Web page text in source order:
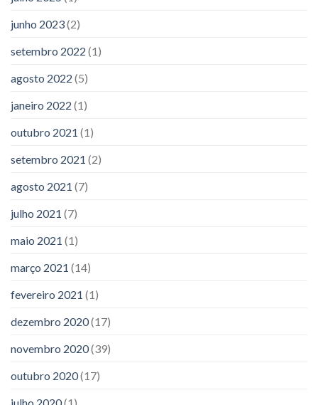
junho 2023(2)
setembro 2022 (1)
agosto 2022 (5)
janeiro 2022 (1)
outubro 2021 (1)
setembro 2021 (2)
agosto 2021 (7)
julho 2021 (7)
maio 2021 (1)
março 2021 (14)
fevereiro 2021 (1)
dezembro 2020(17)
novembro 2020(39)
outubro 2020(17)
julho 2020(1)